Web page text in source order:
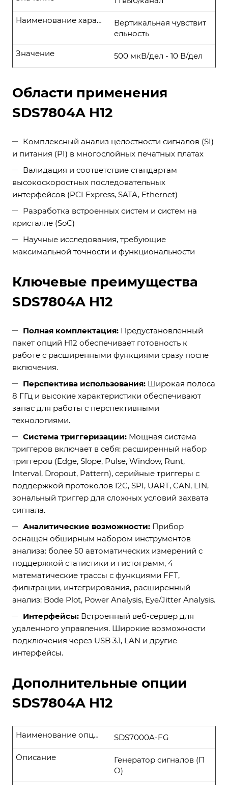
Вертикальная чувствит
ельность
Наименование характеристики
500 мкВ/дел - 10 В/дел
Значение
Области применения
SDS7804A H12
Комплексный анализ целостности сигналов (SI)
и питания (PI) в многослойных печатных платах
Валидация и соответствие стандартам
высокоскоростных последовательных
интерфейсов (PCI Express, SATA, Ethernet)
Разработка встроенных систем и систем на
кристалле (SoC)
Научные исследования, требующие
максимальной точности и функциональности
Ключевые преимущества
SDS7804A H12
Полная комплектация: Предустановленный
пакет опций H12 обеспечивает готовность к
работе с расширенными функциями сразу после
включения.
Перспектива использования: Широкая полоса
8 ГГц и высокие характеристики обеспечивают
запас для работы с перспективными
технологиями.
Система триггеризации: Мощная система
триггеров включает в себя: расширенный набор
триггеров (Edge, Slope, Pulse, Window, Runt,
Interval, Dropout, Pattern), серийные триггеры с
поддержкой протоколов I2C, SPI, UART, CAN, LIN,
зональный триггер для сложных условий захвата
сигнала.
Аналитические возможности: Прибор
оснащен обширным набором инструментов
анализа: более 50 автоматических измерений с
поддержкой статистики и гистограмм, 4
математические трассы с функциями FFT,
фильтрации, интегрирования, расширенный
анализ: Bode Plot, Power Analysis, Eye/Jitter Analysis.
Интерфейсы: Встроенный веб-сервер для
удаленного управления. Широкие возможности
подключения через USB 3.1, LAN и другие
интерфейсы.
Дополнительные опции
SDS7804A H12
SDS7000A-FG
Наименование опции
Генератор сигналов (П
О)
Описание